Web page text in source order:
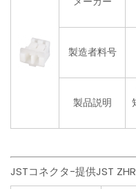
製造者料号
製品説明
JSTコネクタ-提供JST